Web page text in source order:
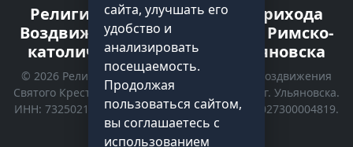
Религиозная организация прихода
Воздвижения Святого Креста Римско-
католической Церкви г. Ульяновска
© 2026 Религиозная организация прихода Воздвижения
Святого Креста Римско-католической Церкви г. Ульяновска.
ИНН: 7325021535 | КПП: 732501001 | ОГРН: 1027300004819.
Все права защищены.
Политика конфиденциальности
сайта, улучшать его
удобство и
анализировать
посещаемость.
Продолжая
пользоваться сайтом,
вы соглашаетесь с
использованием